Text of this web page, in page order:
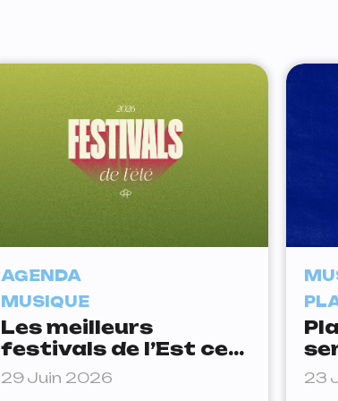
AGENDA
MUSIQUE
Les meilleurs
festivals de l’Est cet
été
29 Juin 2026 23